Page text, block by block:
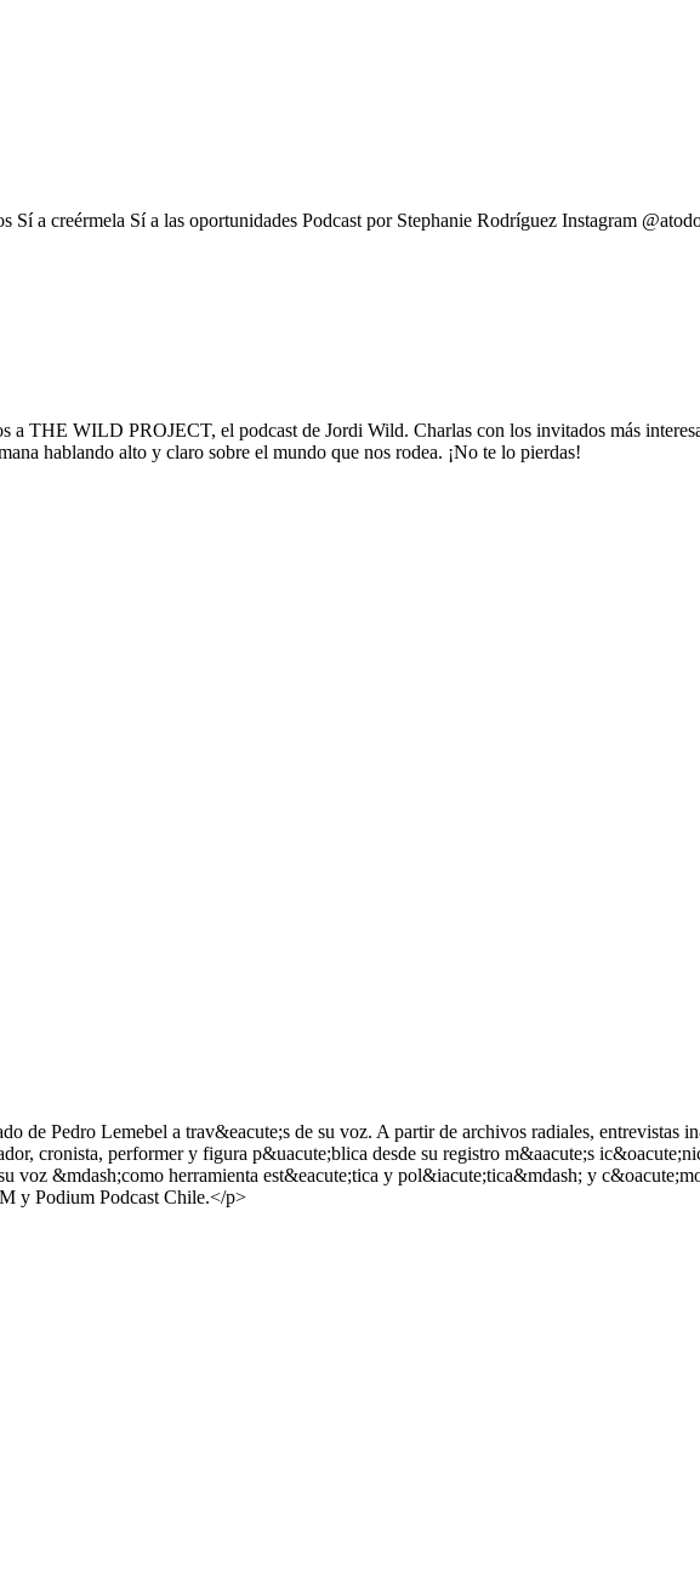
a creérmela Sí a las oportunidades Podcast por Stephanie Rodríguez Instagram
WILD PROJECT, el podcast de Jordi Wild. Charlas con los invitados más
hablando alto y claro sobre el mundo que nos rodea. ¡No te lo pierdas!
de Pedro Lemebel a trav&eacute;s de su voz. A partir de archivos radiales, entrevistas
cronista, performer y figura p&uacute;blica desde su registro m&aacute;s
voz &mdash;como herramienta est&eacute;tica y pol&iacute;tica&mdash; y
y Podium Podcast Chile.</p>